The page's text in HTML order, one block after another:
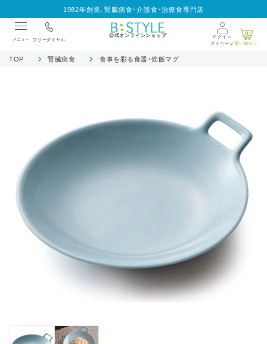
1982年創業、腎臓病食・介護食・治療食専門店
メニュー フリーダイヤル
公式オンラインショップ
ログイン
マイページ買い物かご
TOP 腎臓病食 食事を彩る食器・炊飯マグ